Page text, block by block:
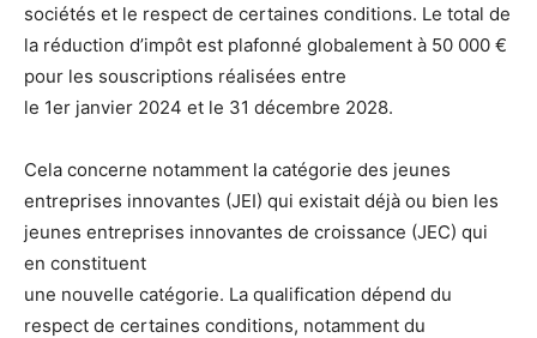
sociétés et le respect de certaines conditions. Le total de
la réduction d’impôt est plafonné globalement à 50 000 €
pour les souscriptions réalisées entre
le 1er janvier 2024 et le 31 décembre 2028.
Cela concerne notamment la catégorie des jeunes
entreprises innovantes (JEI) qui existait déjà ou bien les
jeunes entreprises innovantes de croissance (JEC) qui
en constituent
une nouvelle catégorie. La qualification dépend du
respect de certaines conditions, notamment du